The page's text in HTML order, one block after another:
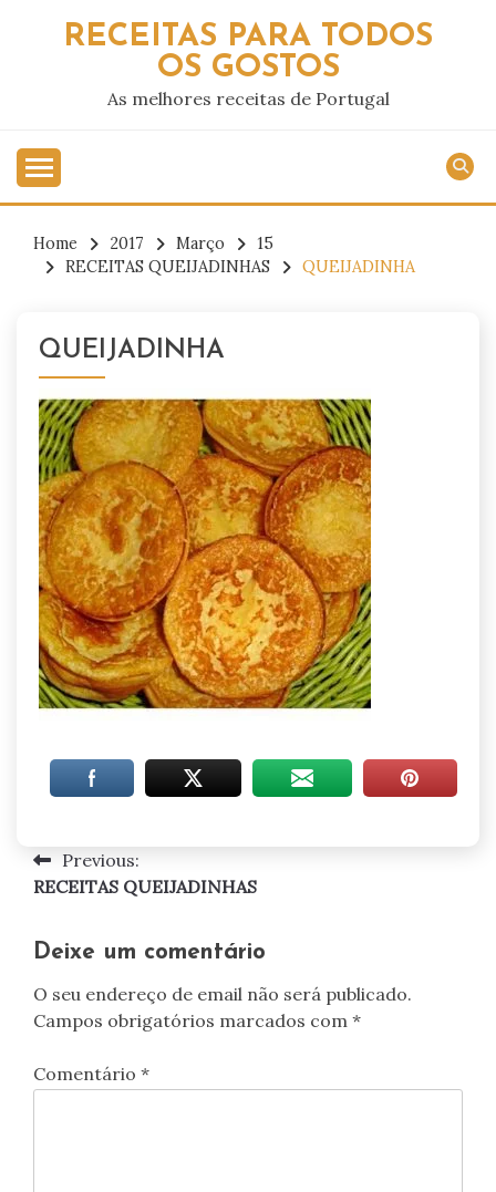
RECEITAS PARA TODOS
OS GOSTOS
As melhores receitas de Portugal
Home 2017 Março
15
RECEITAS QUEIJADINHAS
QUEIJADINHA
QUEIJADINHA
Navegação
artigos
Previous:
RECEITAS QUEIJADINHAS
Deixe um comentário
O seu endereço de email não será publicado.
Campos obrigatórios marcados com *
Comentário *